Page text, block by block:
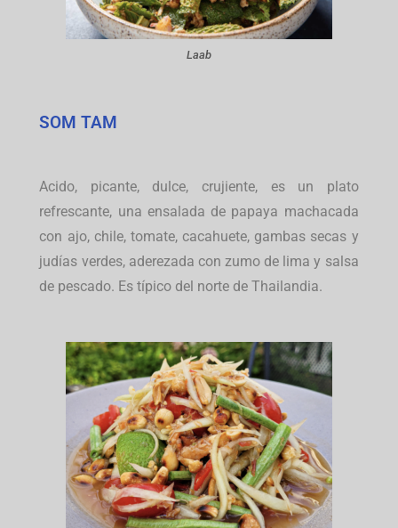
Laab
SOM TAM
Acido, picante, dulce, crujiente, es un plato
refrescante, una ensalada de papaya machacada
con ajo, chile, tomate, cacahuete, gambas secas y
judías verdes, aderezada con zumo de lima y salsa
de pescado. Es típico del norte de Thailandia.